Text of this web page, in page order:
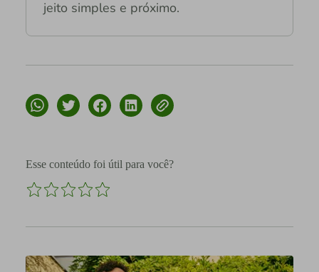
jeito simples e próximo.
Esse conteúdo foi útil para você?